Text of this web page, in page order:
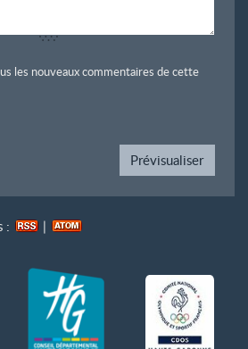
les nouveaux commentaires de cette
: |